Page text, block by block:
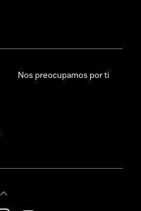
Nos preocupamos por ti